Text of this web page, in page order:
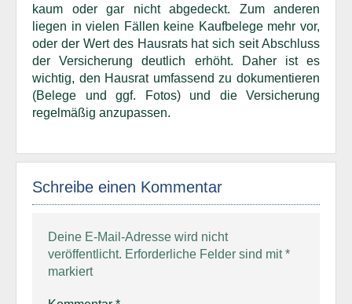
kaum oder gar nicht abgedeckt. Zum anderen
liegen in vielen Fällen keine Kaufbelege mehr vor,
oder der Wert des Hausrats hat sich seit Abschluss
der Versicherung deutlich erhöht. Daher ist es
wichtig, den Hausrat umfassend zu dokumentieren
(Belege und ggf. Fotos) und die Versicherung
regelmäßig anzupassen.
Schreibe einen Kommentar
Deine E-Mail-Adresse wird nicht
veröffentlicht. Erforderliche Felder sind mit*
markiert